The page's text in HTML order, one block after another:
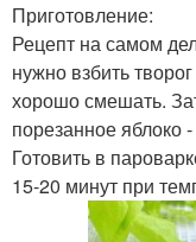
Приготовление:
Рецепт на самом
нужно взбить
хорошо смешать.
порезанное яблоко
Готовить в
15-20 минут при